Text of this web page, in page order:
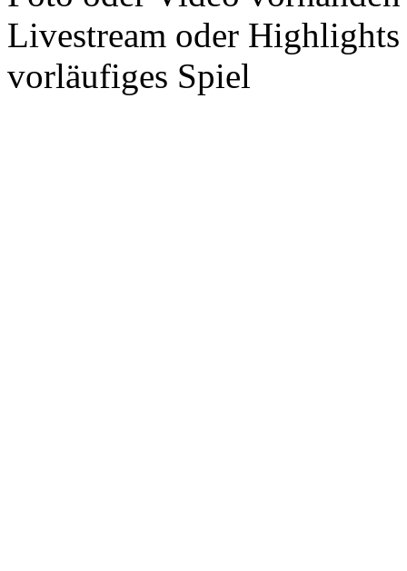
Livestream oder
vorläufiges Spiel